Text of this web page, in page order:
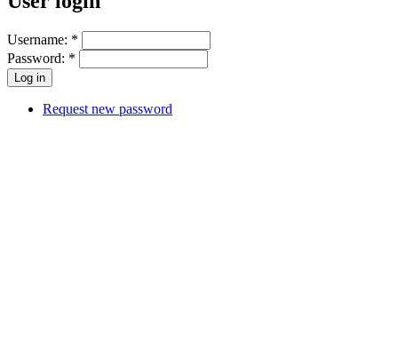
Username: *
Password: *
Request new password